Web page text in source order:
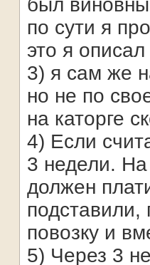
был
по сути я
это я
3) я сам же
но не по
на каторге
4) Если
3 недели.
должен
подставили,
повозку и
5) Через 3